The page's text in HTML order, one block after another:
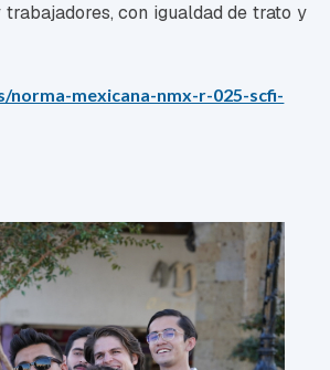
con igualdad de trato y
mexicana-nmx-r-025-scfi-